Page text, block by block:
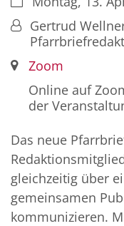
Von:Gertrud
Ort:Zoom
Online auf
der
Das neue
gleichzeitig über
gemeinsamen
kommunizieren.